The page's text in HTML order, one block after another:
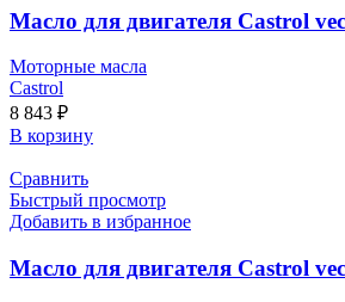
Масло для двигателя Castrol
Моторные масла
Castrol
8 843 ₽
В корзину
Сравнить
Быстрый просмотр
Добавить в избранное
Масло для двигателя Castrol